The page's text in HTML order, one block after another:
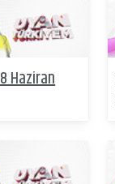
Haziran